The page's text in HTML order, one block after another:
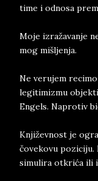
time i odnosa
Moje izražavanje
mog mišljenja.
Ne verujem
legitimizmu
Engels. Naprotiv
Književnost je
čovekovu poziciju.
simulira otkrića ili